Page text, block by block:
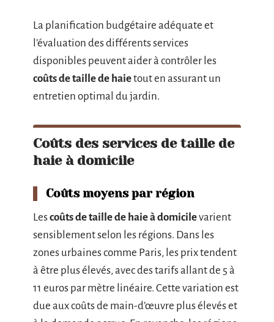
La planification budgétaire adéquate et
l’évaluation des différents services
disponibles peuvent aider à contrôler les
coûts de taille de haietout en assurant un
entretien optimal du jardin.
Coûts des services de taille de
haie à domicile
Coûts moyens par région
Lescoûts de taille de haie à domicilevarient
sensiblement selon les régions. Dans les
zones urbaines comme Paris, les prix tendent
à être plus élevés, avec des tarifs allant de 5 à
11 euros par mètre linéaire. Cette variation est
due aux coûts de main-d’œuvre plus élevés et